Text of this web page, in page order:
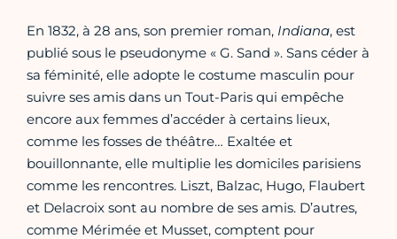
En 1832, à 28 ans, son premier roman, Indiana, est
publié sous le pseudonyme « G. Sand ». Sans céder à
sa féminité, elle adopte le costume masculin pour
suivre ses amis dans un Tout-Paris qui empêche
encore aux femmes d’accéder à certains lieux,
comme les fosses de théâtre… Exaltée et
bouillonnante, elle multiplie les domiciles parisiens
comme les rencontres. Liszt, Balzac, Hugo, Flaubert
et Delacroix sont au nombre de ses amis. D’autres,
comme Mérimée et Musset, comptent pour